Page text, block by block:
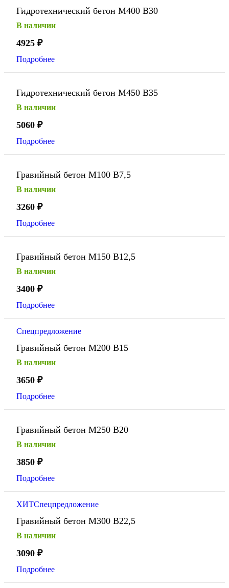
Гидротехнический бетон М400 В30
В наличии
4925 ₽
Подробнее
Гидротехнический бетон М450 В35
В наличии
5060 ₽
Подробнее
Гравийный бетон М100 В7,5
В наличии
3260 ₽
Подробнее
Гравийный бетон М150 В12,5
В наличии
3400 ₽
Подробнее
Спецпредложение
Гравийный бетон М200 В15
В наличии
3650 ₽
Подробнее
Гравийный бетон М250 В20
В наличии
3850 ₽
Подробнее
ХИТСпецпредложение
Гравийный бетон М300 В22,5
В наличии
3090 ₽
Подробнее